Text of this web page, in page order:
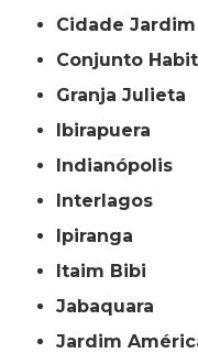
Cidade Jardim
Conjunto
Granja Julieta
Ibirapuera
Indianópolis
Interlagos
Ipiranga
Itaim Bibi
Jabaquara
Jardim